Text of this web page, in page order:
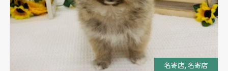
名寄店, 名寄店